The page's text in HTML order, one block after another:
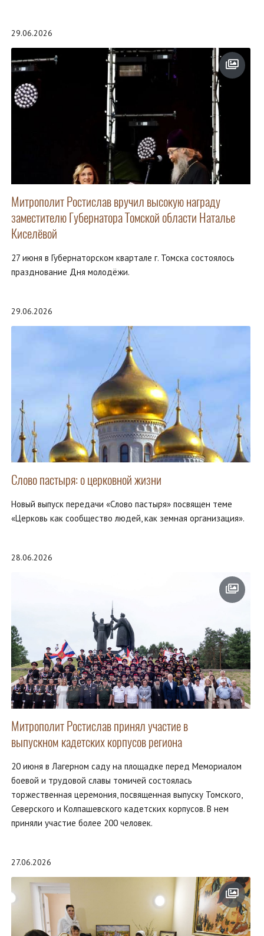
29.06.2026
Митрополит Ростислав вручил высокую награду
заместителю Губернатора Томской области Наталье
Киселёвой
27 июня в Губернаторском квартале г. Томска состоялось
празднование Дня молодёжи.
29.06.2026
Слово пастыря: о церковной жизни
Новый выпуск передачи «Слово пастыря» посвящен теме
«Церковь как сообщество людей, как земная организация».
28.06.2026
Митрополит Ростислав принял участие в
выпускном кадетских корпусов региона
20 июня в Лагерном саду на площадке перед Мемориалом
боевой и трудовой славы томичей состоялась
торжественная церемония, посвященная выпуску Томского,
Северского и Колпашевского кадетских корпусов. В нем
приняли участие более 200 человек.
27.06.2026